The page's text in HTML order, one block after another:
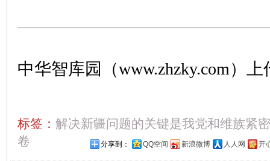
中华智库园（www.zhzky.com）上
标签： 解决新疆问题的关键是我党和维族紧
卷
分享到： QQ空间 新浪微博 人人网 开